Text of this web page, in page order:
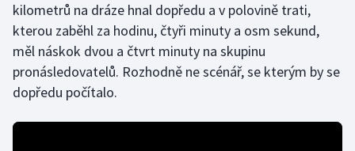
Lyže a snowboard
Moderní pětiboj
kilometrů na dráze hnal dopředu a v polovině trati,
kterou zaběhl za hodinu, čtyři minuty a osm sekund,
měl náskok dvou a čtvrt minuty na skupinu
pronásledovatelů. Rozhodně ne scénář, se kterým by se
dopředu počítalo.